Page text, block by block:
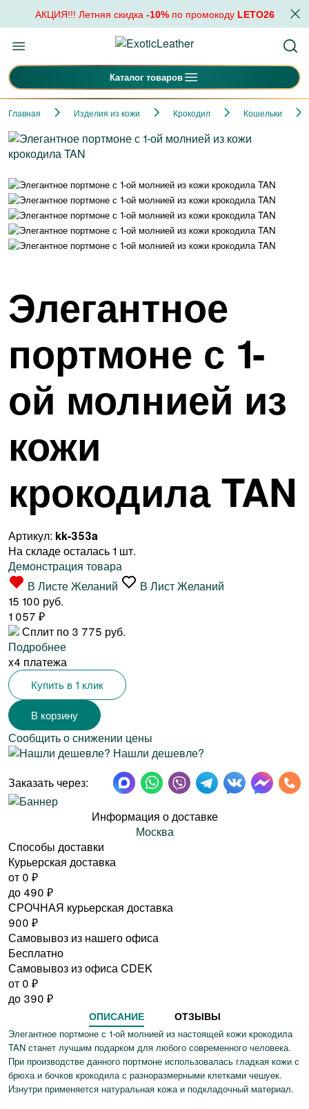
АКЦИЯ!!! Летняя скидка -10%по промокоду LETO26
Каталог товаров
Главная Изделия из кожи Крокодил Кошельки
Элегантное
портмоне с 1-
ой молнией из
кожи
крокодила TAN
Артикул: kk-353a
На складе осталась 1 шт.
Демонстрация товара
В Листе Желаний
В Лист Желаний
15 100 руб.
1 057 ₽
Сплит по 3 775 руб.
Подробнее
x4 платежа
Купить в 1 клик
Сообщить о снижении цены
Нашли дешевле?
Заказать через:
Информация о доставке
Москва
Способы доставки
Курьерская доставка
от 0 ₽
до 490 ₽
СРОЧНАЯ курьерская доставка
900 ₽
Самовывоз из нашего офиса
Бесплатно
Самовывоз из офиса CDEK
от 0 ₽
до 390 ₽
ОПИСАНИЕ ОТЗЫВЫ
Элегантное портмоне с 1-ой молнией из настоящей кожи крокодила
TAN станет лучшим подарком для любого современного человека.
При производстве данного портмоне использовалась гладкая кожи с
брюха и бочков крокодила с разноразмерными клетками чешуек.
Изнутри применяется натуральная кожа и подкладочный материал.